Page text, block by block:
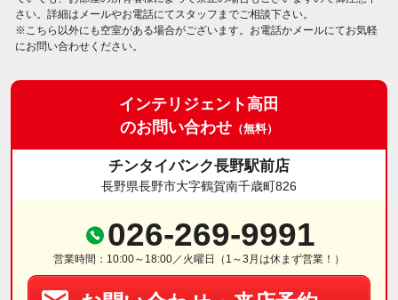
さい。詳細はメールやお電話にてスタッフまでご相談下さい。
※こちら以外にも空室がある場合がございます。お電話かメールにてお気軽
にお問い合わせください。
インテリジェント高田
のお問い合わせ （無料）
チンタイバンク長野駅前店
長野県長野市大字鶴賀南千歳町826
026-269-9991
営業時間：10:00～18:00／火曜日（1～3月は休まず営業！）